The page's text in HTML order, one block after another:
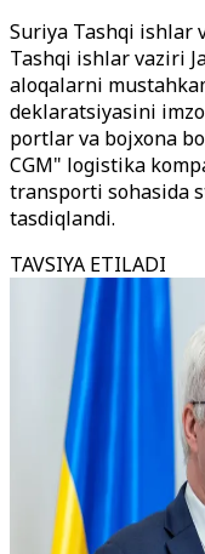
Suriya Tashqi ishlar
Tashqi ishlar vaziri
aloqalarni
deklaratsiyasini
portlar va bojxona
CGM" logistika
transporti sohasida
tasdiqlandi.
TAVSIYA ETILADI